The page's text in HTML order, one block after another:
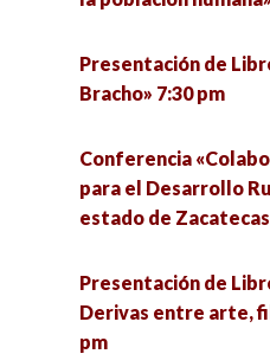
Conversatorio:
metodológicas del
pandemia COVID-19 en
Conversatorio
Conferencia: «Nuevos
Presentación de
Bracho» 7:30 pm
Conferencia
para el Desarrollo
estado de
Presentación de
Derivas entre arte,
pm